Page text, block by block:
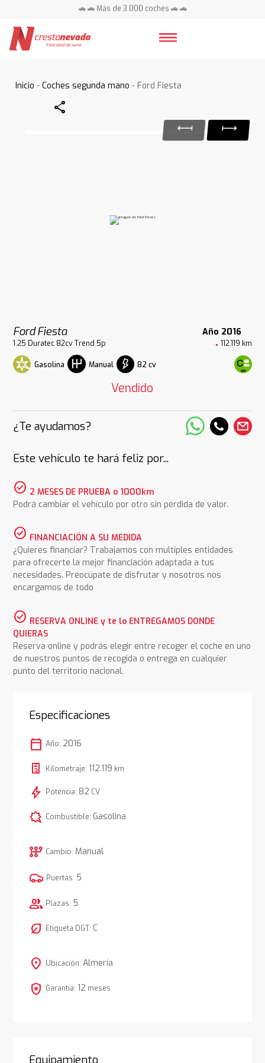
🚗 🚗 Más de 3.000 coches 🚗 🚗
Inicio -Coches segunda mano - Ford Fiesta
Share
Ford Fiesta Año 2016
1.25 Duratec 82cv Trend 5p 112.119 km
Gasolina Manual 82 cv
Vendido
¿Te ayudamos?
Este vehículo te hará feliz por...
check_circle 2 MESES DE PRUEBA o 1000km
Podrá cambiar el vehículo por otro sin pérdida de valor.
check_circle FINANCIACIÓN A SU MEDIDA
¿Quieres financiar? Trabajamos con multiples entidades
para ofrecerte la mejor financiación adaptada a tus
necesidades. Preocúpate de disfrutar y nosotros nos
encargamos de todo
check_circle RESERVA ONLINE y te lo ENTREGAMOS DONDE
QUIERAS
Reserva online y podrás elegir entre recoger el coche en uno
de nuestros puntos de recogida o entrega en cualquier
punto del territorio nacional.
Especificaciones
calendar_today Año: 2016
Kilometraje: 112.119 km
bolt Potencia: 82 CV
comic_bubble Combustible: Gasolina
auto_transmission Cambio: Manual
Puertas: 5
group Plazas: 5
nest_eco_leaf Etiqueta DGT: C
location_on Ubicación: Almería
local_police Garantía: 12 meses
Equipamiento